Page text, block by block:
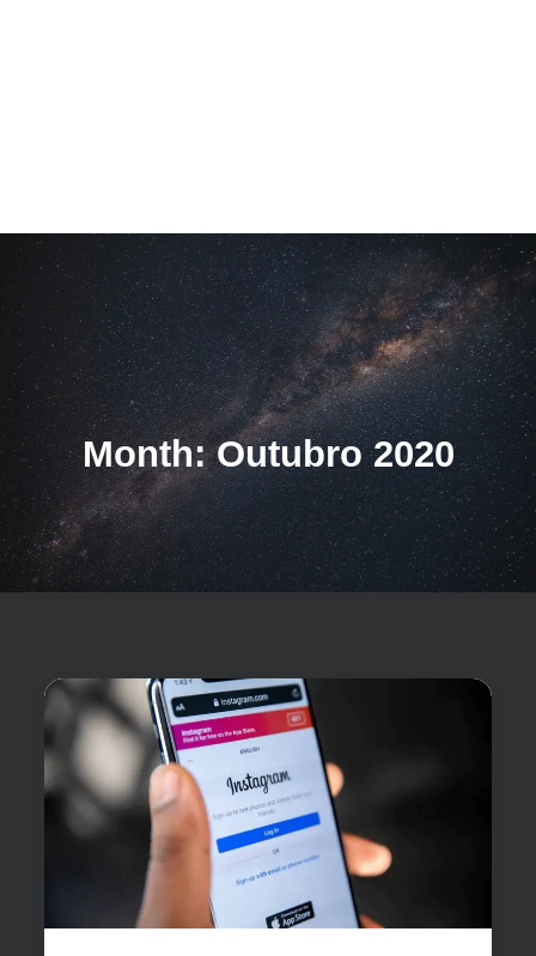
Month: Outubro 2020